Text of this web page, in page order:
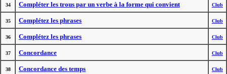
34 Compléter les trous par un verbe à la forme qui convient Club
35 Complétez les phrases Club
36 Complétez les phrases Club
37 Concordance Club
38 Concordance des temps Club